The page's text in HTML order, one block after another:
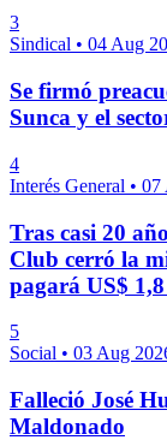
3
Sindical • 04 Aug
Se firmó
Sunca y el
4
Interés General • 07
Tras casi 20
Club cerró la
pagará US$
5
Social • 03 Aug
Falleció José
Maldonado